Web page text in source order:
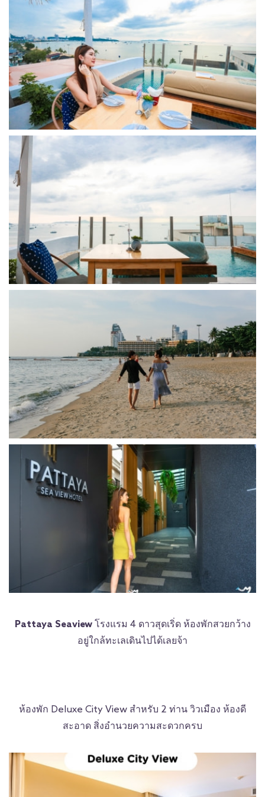
Pattaya Seaviewโรงแรม 4 ดาวสุดเริ่ด ห้องพักสวยกว้าง
อยู่ใกล้ทะเลเดินไปได้เลยจ้า
ห้องพัก Deluxe City View สำหรับ 2 ท่าน วิวเมือง ห้องดี
สะอาด สิ่งอำนวยความสะดวกครบ